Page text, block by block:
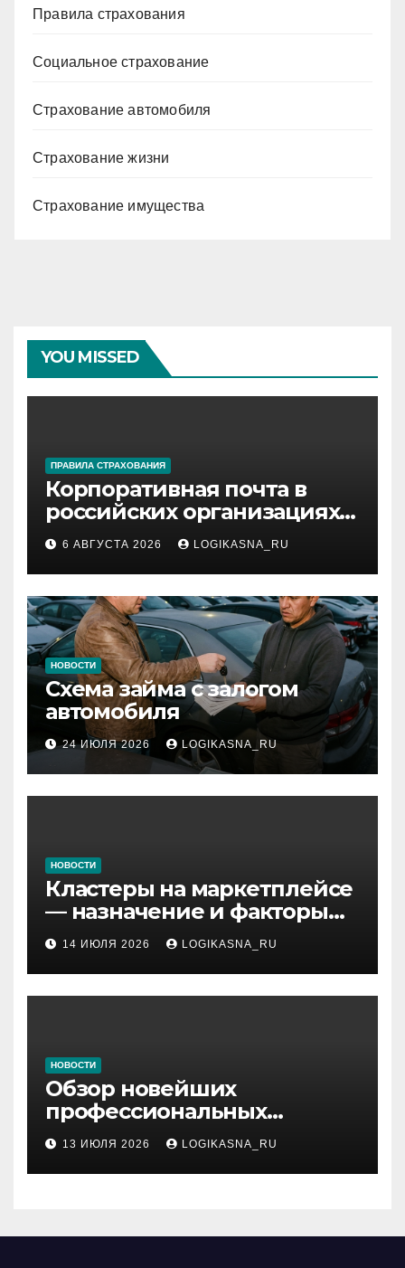
Правила страхования
Социальное страхование
Страхование автомобиля
Страхование жизни
Страхование имущества
YOU MISSED
ПРАВИЛА СТРАХОВАНИЯ
Корпоративная почта в
российских организациях:
инфраструктура,
протоколы и безопасность
6 АВГУСТА 2026 LOGIKASNA_RU
НОВОСТИ
Схема займа с залогом
автомобиля
24 ИЮЛЯ 2026 LOGIKASNA_RU
НОВОСТИ
Кластеры на маркетплейсе
— назначение и факторы
ранжирования складов
14 ИЮЛЯ 2026 LOGIKASNA_RU
НОВОСТИ
Обзор новейших
профессиональных
материалов и
инструментов
13 ИЮЛЯ 2026 LOGIKASNA_RU